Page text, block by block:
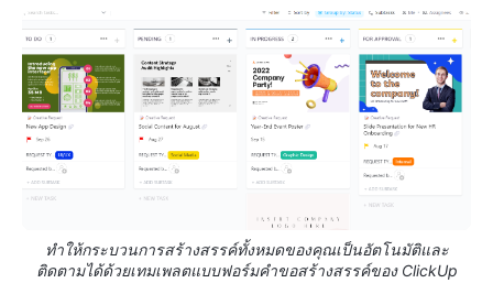
ทำให้กระบวนการสร้างสรรค์ทั้งหมดของคุณเป็นอัตโนมัติและ
ติดตามได้ด้วยเทมเพลตแบบฟอร์มคำขอสร้างสรรค์ของ ClickUp